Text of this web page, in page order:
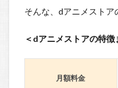
そんな、dアニメストア
＜dアニメストアの特徴
月額料金